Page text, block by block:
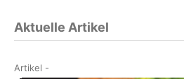
Aktuelle Artikel
Artikel -